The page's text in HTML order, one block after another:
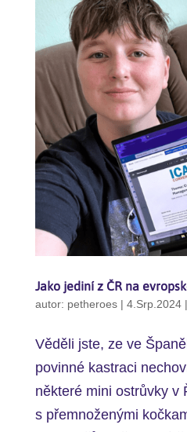
Jako jediní z ČR na
autor: petheroes| 4.Srp.2024|
Věděli jste, ze ve
povinné kastraci
některé mini ostrůvky v
s přemnoženými